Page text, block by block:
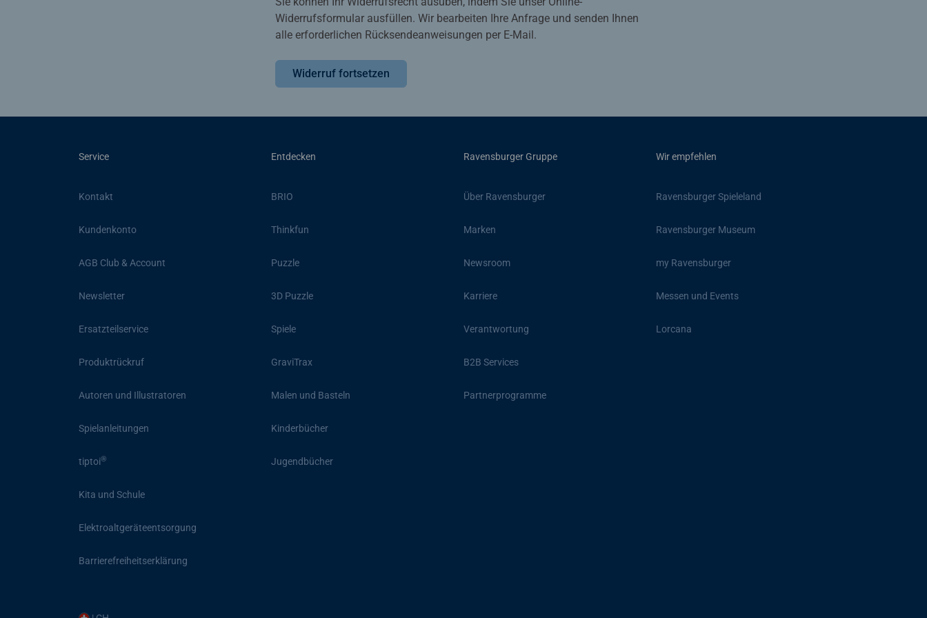
Widerrufsformular ausfüllen. Wir bearbeiten Ihre Anfrage und senden Ihnen
alle erforderlichen Rücksendeanweisungen per E-Mail.
Widerruf fortsetzen
Service
Kontakt
Kundenkonto
AGB Club & Account
Newsletter
Ersatzteilservice
Produktrückruf
Autoren und Illustratoren
Spielanleitungen
tiptoi®
Kita und Schule
Elektroaltgeräteentsorgung
Barrierefreiheitserklärung
Entdecken
BRIO
Thinkfun
Puzzle
3D Puzzle
Spiele
GraviTrax
Malen und Basteln
Kinderbücher
Jugendbücher
Ravensburger Gruppe
Über Ravensburger
Marken
Newsroom
Karriere
Verantwortung
B2B Services
Partnerprogramme
Wir empfehlen
Ravensburger Spieleland
Ravensburger Museum
my Ravensburger
Messen und Events
Lorcana